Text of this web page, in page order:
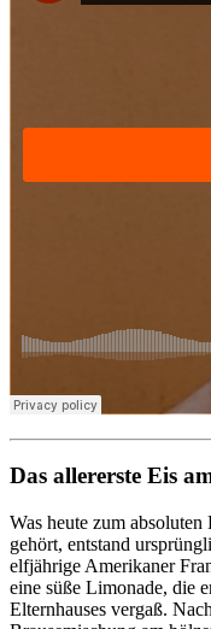
Das allererste Eis
Was heute zum
gehört, entstand
elfjährige Amerikaner
eine süße Limonade, die
Elternhauses vergaß.